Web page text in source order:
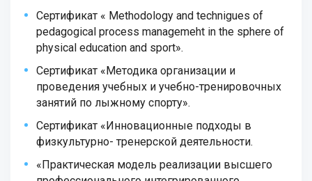
Сертификат « Methodology and technigues of
pedagogical process managemeht in the sphere of
physical education and sport».
Сертификат «Методика организации и
проведения учебных и учебно-тренировочных
занятий по лыжному спорту».
Сертификат «Инновационные подходы в
физкультурно- тренерской деятельности.
«Практическая модель реализации высшего